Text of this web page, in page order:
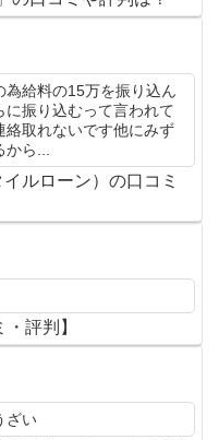
為給料の15万を振り込ん
振り込むって言われて
絡取れないです他にみず
から...
ルローン）の口コミ
評判】
ざい